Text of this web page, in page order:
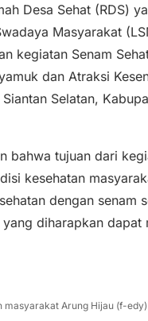
Desa Sehat (RDS)
Masyarakat
kegiatan Senam
dan Atraksi
Selatan,
bahwa tujuan dari
kesehatan
dengan senam
diharapkan
masyarakat Arung Hijau (f-edy)